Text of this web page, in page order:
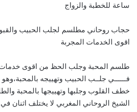
ساعة للخطبة والزواج
حجاب روحاني مطلسم لجلب الحبيب
اقوى الخدمات المجربة
طلسم المحبة وجلب الحظ من اقوى
فــــــي جلــب الحبيب وتهييجه
خطف القلوب وجلبها وتهييجها بالمحبة
الشيخ الروحاني المغربي لا يختلف اثنان في